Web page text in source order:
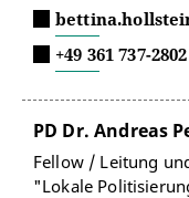
+49 361 737-2802
PD Dr. Andreas
Fellow / Leitung
"Lokale